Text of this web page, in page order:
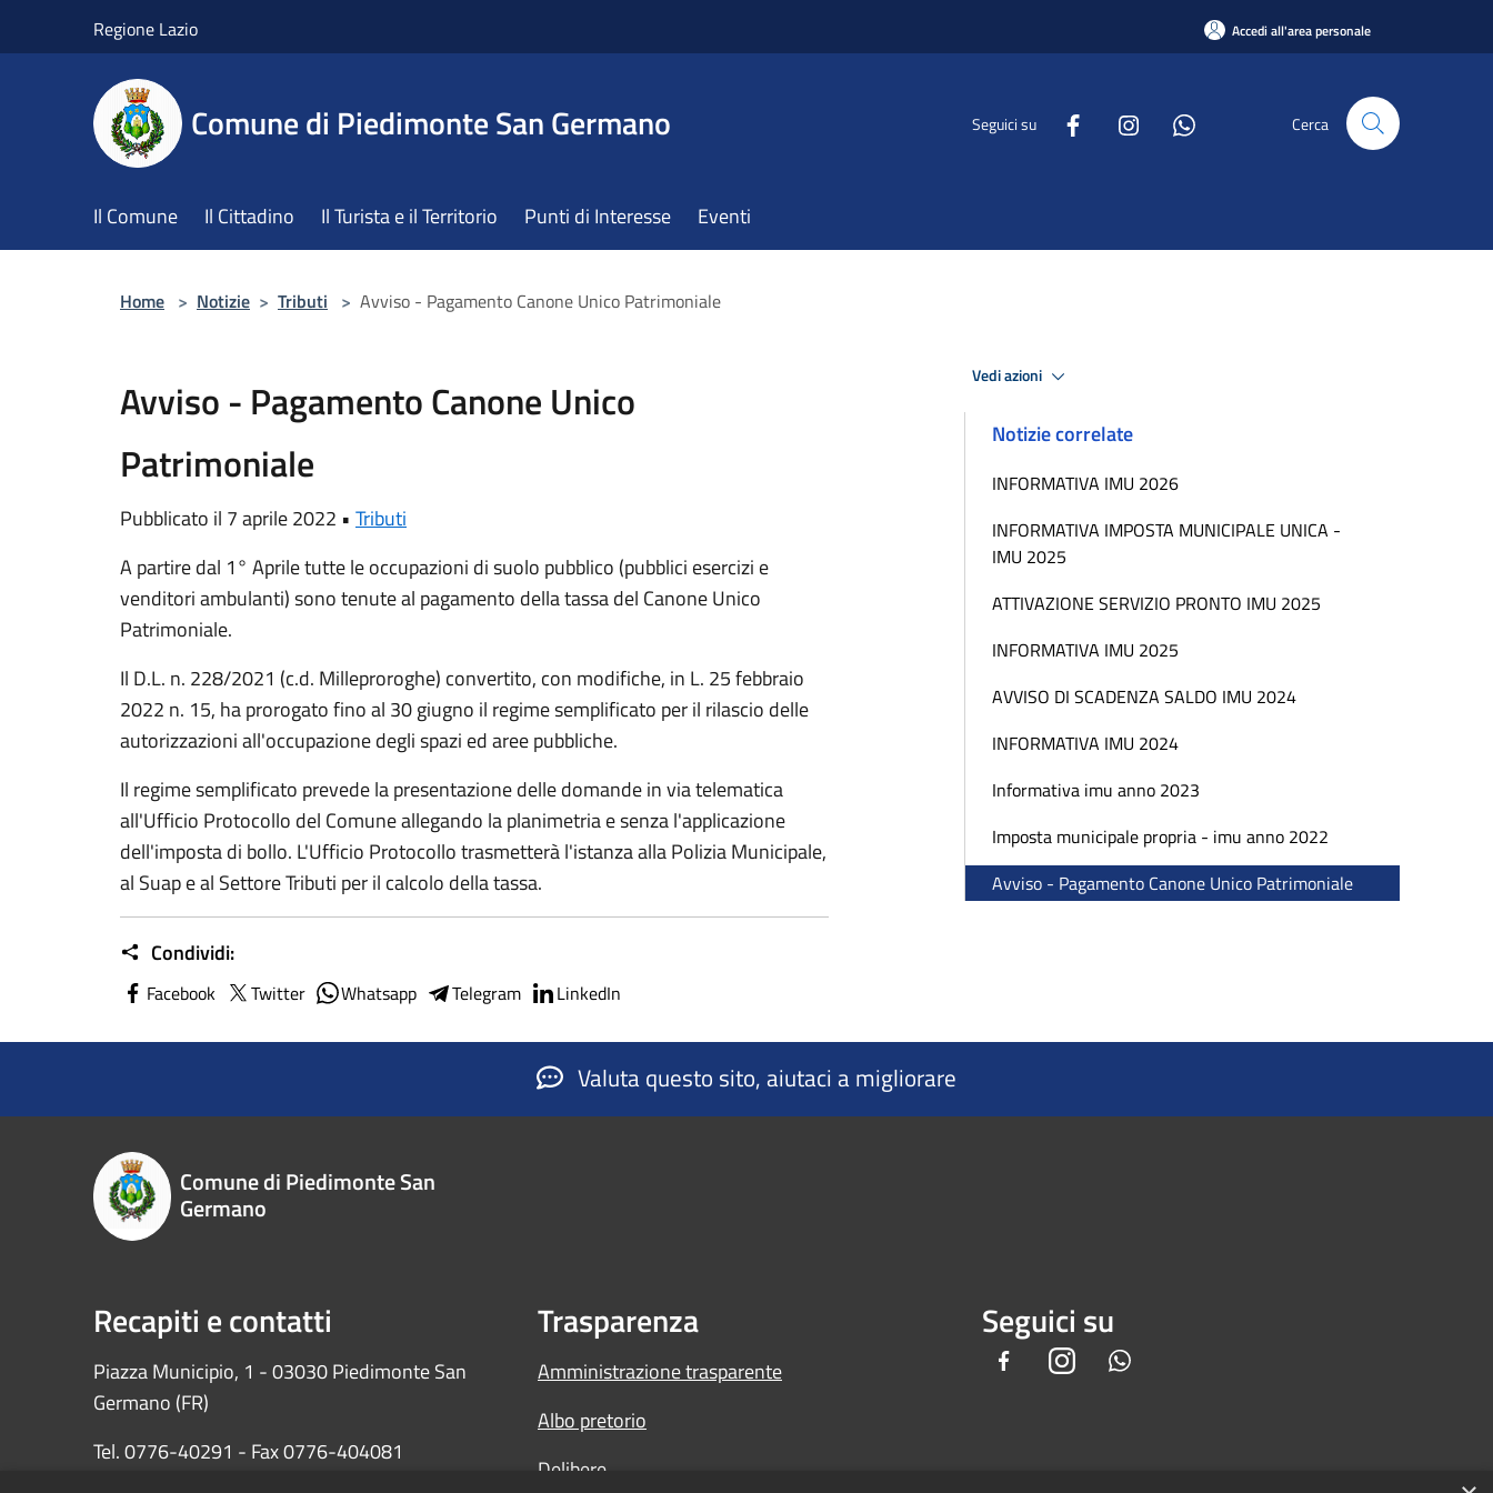
Regione Lazio Accedi all'area personale
Comune di Piedimonte San Germano Seguici su Cerca
Il Comune Il Cittadino Il Turista e il Territorio Punti di Interesse Eventi
Home > Notizie > Tributi > Avviso - Pagamento Canone Unico Patrimoniale
Avviso - Pagamento Canone Unico
Patrimoniale
Pubblicato il 7 aprile 2022 • Tributi
A partire dal 1° Aprile tutte le occupazioni di suolo pubblico (pubblici esercizi e
venditori ambulanti) sono tenute al pagamento della tassa del Canone Unico
Patrimoniale.
Il D.L. n. 228/2021 (c.d. Milleproroghe) convertito, con modifiche, in L. 25 febbraio
2022 n. 15, ha prorogato fino al 30 giugno il regime semplificato per il rilascio delle
autorizzazioni all'occupazione degli spazi ed aree pubbliche.
Il regime semplificato prevede la presentazione delle domande in via telematica
all'Ufficio Protocollo del Comune allegando la planimetria e senza l'applicazione
dell'imposta di bollo. L'Ufficio Protocollo trasmetterà l'istanza alla Polizia Municipale,
al Suap e al Settore Tributi per il calcolo della tassa.
Condividi:
Facebook Twitter Whatsapp Telegram LinkedIn
Vedi azioni
Notizie correlate
INFORMATIVA IMU 2026
INFORMATIVA IMPOSTA MUNICIPALE UNICA -
IMU 2025
ATTIVAZIONE SERVIZIO PRONTO IMU 2025
INFORMATIVA IMU 2025
AVVISO DI SCADENZA SALDO IMU 2024
INFORMATIVA IMU 2024
Informativa imu anno 2023
Imposta municipale propria - imu anno 2022
Avviso - Pagamento Canone Unico Patrimoniale
Valuta questo sito, aiutaci a migliorare
Comune di Piedimonte San
Germano
Recapiti e contatti
Piazza Municipio, 1 - 03030 Piedimonte San
Germano (FR)
Tel. 0776-40291 - Fax 0776-404081
Trasparenza
Amministrazione trasparente
Albo pretorio
Delibere
Seguici su
FacebookInstagram